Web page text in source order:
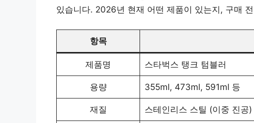
있습니다. 2026년 현재 어떤 제품이 있는지, 구매
항목
제품명 스타벅스 탱크 텀블러
용량 355ml, 473ml, 591ml 등
재질 스테인리스 스틸 (이중 진공)